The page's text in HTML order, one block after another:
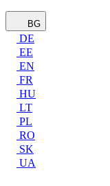
BG
DE
EE
EN
FR
HU
LT
PL
RO
SK
UA